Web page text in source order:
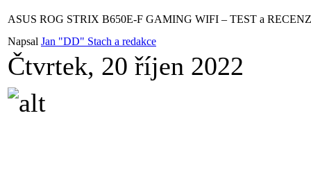
ASUS ROG STRIX B650E-F GAMING WIFI – TEST a
Napsal Jan "DD" Stach a redakce
Čtvrtek, 20 říjen 2022